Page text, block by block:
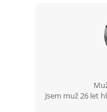
Jsem muž 26 let